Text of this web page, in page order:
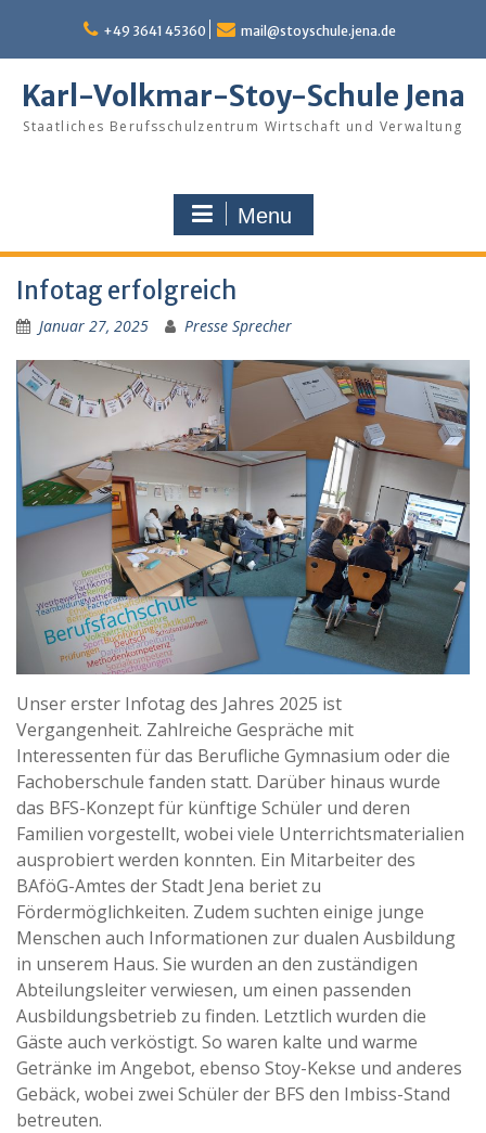
content
+49 3641 45360 mail@stoyschule.jena.de
Karl-Volkmar-Stoy-Schule Jena
Staatliches Berufsschulzentrum Wirtschaft und Verwaltung
Menu
Infotag erfolgreich
Januar 27, 2025 Presse Sprecher
Unser erster Infotag des Jahres 2025 ist
Vergangenheit. Zahlreiche Gespräche mit
Interessenten für das Berufliche Gymnasium oder die
Fachoberschule fanden statt. Darüber hinaus wurde
das BFS-Konzept für künftige Schüler und deren
Familien vorgestellt, wobei viele Unterrichtsmaterialien
ausprobiert werden konnten. Ein Mitarbeiter des
BAföG-Amtes der Stadt Jena beriet zu
Fördermöglichkeiten. Zudem suchten einige junge
Menschen auch Informationen zur dualen Ausbildung
in unserem Haus. Sie wurden an den zuständigen
Abteilungsleiter verwiesen, um einen passenden
Ausbildungsbetrieb zu finden. Letztlich wurden die
Gäste auch verköstigt. So waren kalte und warme
Getränke im Angebot, ebenso Stoy-Kekse und anderes
Gebäck, wobei zwei Schüler der BFS den Imbiss-Stand
betreuten.